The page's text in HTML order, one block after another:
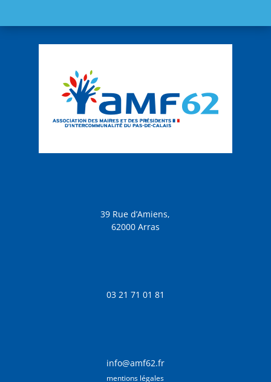
39 Rue d’Amiens,
62000 Arras
03 21 71 01 81
info@amf62.fr
mentions légales